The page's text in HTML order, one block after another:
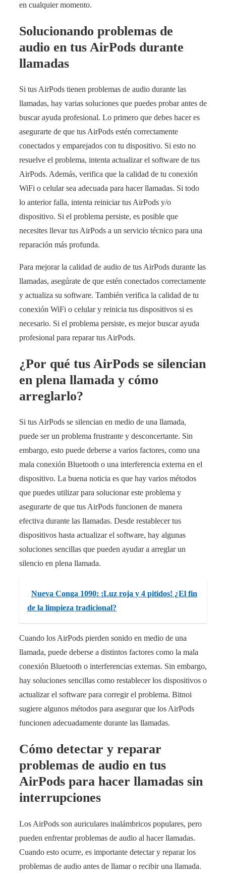
en cualquier momento.
Solucionando problemas de
audio en tus AirPods durante
llamadas
Si tus AirPods tienen problemas de audio durante las
llamadas, hay varias soluciones que puedes probar antes de
buscar ayuda profesional. Lo primero que debes hacer es
asegurarte de que tus AirPods estén correctamente
conectados y emparejados con tu dispositivo. Si esto no
resuelve el problema, intenta actualizar el software de tus
AirPods. Además, verifica que la calidad de tu conexión
WiFi o celular sea adecuada para hacer llamadas. Si todo
lo anterior falla, intenta reiniciar tus AirPods y/o
dispositivo. Si el problema persiste, es posible que
necesites llevar tus AirPods a un servicio técnico para una
reparación más profunda.
Para mejorar la calidad de audio de tus AirPods durante las
llamadas, asegúrate de que estén conectados correctamente
y actualiza su software. También verifica la calidad de tu
conexión WiFi o celular y reinicia tus dispositivos si es
necesario. Si el problema persiste, es mejor buscar ayuda
profesional para reparar tus AirPods.
¿Por qué tus AirPods se silencian
en plena llamada y cómo
arreglarlo?
Si tus AirPods se silencian en medio de una llamada,
puede ser un problema frustrante y desconcertante. Sin
embargo, esto puede deberse a varios factores, como una
mala conexión Bluetooth o una interferencia externa en el
dispositivo. La buena noticia es que hay varios métodos
que puedes utilizar para solucionar este problema y
asegurarte de que tus AirPods funcionen de manera
efectiva durante las llamadas. Desde restablecer tus
dispositivos hasta actualizar el software, hay algunas
soluciones sencillas que pueden ayudar a arreglar un
silencio en plena llamada.
Nueva Conga 1090: ¡Luz roja y 4 pitidos! ¿El fin
de la limpieza tradicional?
Cuando los AirPods pierden sonido en medio de una
llamada, puede deberse a distintos factores como la mala
conexión Bluetooth o interferencias externas. Sin embargo,
hay soluciones sencillas como restablecer los dispositivos o
actualizar el software para corregir el problema. Bitnoi
sugiere algunos métodos para asegurar que los AirPods
funcionen adecuadamente durante las llamadas.
Cómo detectar y reparar
problemas de audio en tus
AirPods para hacer llamadas sin
interrupciones
Los AirPods son auriculares inalámbricos populares, pero
pueden enfrentar problemas de audio al hacer llamadas.
Cuando esto ocurre, es importante detectar y reparar los
problemas de audio antes de llamar o recibir una llamada.